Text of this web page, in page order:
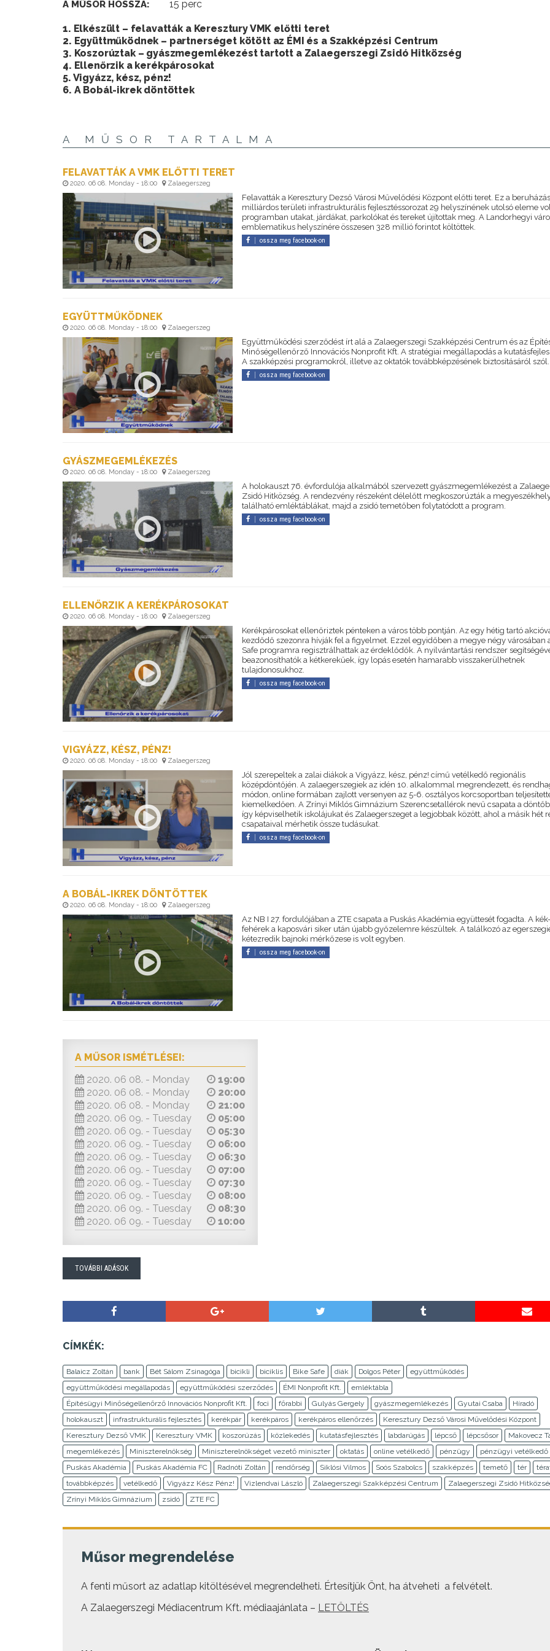
A MŰSOR HOSSZA: 15 perc
1. Elkészült – felavatták a Keresztury VMK előtti teret
2. Együttműködnek – partnerséget kötött az ÉMI és a Szakképzési Centrum
3. Koszorúztak – gyászmegemlékezést tartott a Zalaegerszegi Zsidó Hitközség
4. Ellenőrzik a kerékpárosokat
5. Vigyázz, kész, pénz!
6. A Bobál-ikrek döntöttek
A MŰSOR TARTALMA
FELAVATTÁK A VMK ELŐTTI TERET
2020. 06 08. Monday - 18:00 Zalaegerszeg
Felavatták a Keresztury Dezső Városi Művelődési Központ előtti teret. Ez a
milliárdos területi infrastrukturális fejlesztéssorozat 29 helyszínének utolsó eleme
programban utakat, járdákat, parkolókat és tereket újítottak meg. A Landorhegyi
emblematikus helyszínére összesen 328 millió forintot költöttek.
ossza meg facebook-on
EGYÜTTMŰKÖDNEK
2020. 06 08. Monday - 18:00 Zalaegerszeg
Együttműködési szerződést írt alá a Zalaegerszegi Szakképzési Centrum és az
Minőségellenőrző Innovációs Nonprofit Kft. A stratégiai megállapodás a
A szakképzési programokról, illetve az oktatók továbbképzésének biztosításáról szól.
ossza meg facebook-on
GYÁSZMEGEMLÉKEZÉS
2020. 06 08. Monday - 18:00 Zalaegerszeg
A holokauszt 76. évfordulója alkalmából szervezett gyászmegemlékezést a
Zsidó Hitközség. A rendezvény részeként délelőtt megkoszorúzták a
található emléktáblákat, majd a zsidó temetőben folytatódott a program.
ossza meg facebook-on
ELLENŐRZIK A KERÉKPÁROSOKAT
2020. 06 08. Monday - 18:00 Zalaegerszeg
Kerékpárosokat ellenőriztek pénteken a város több pontján. Az egy hétig tartó
kezdődő szezonra hívják fel a figyelmet. Ezzel egyidőben a megye négy városában
Safe programra regisztrálhattak az érdeklődők. A nyilvántartási rendszer
beazonosíthatók a kétkerekűek, így lopás esetén hamarabb visszakerülhetnek
tulajdonosukhoz.
ossza meg facebook-on
VIGYÁZZ, KÉSZ, PÉNZ!
2020. 06 08. Monday - 18:00 Zalaegerszeg
Jól szerepeltek a zalai diákok a Vigyázz, kész, pénz! című vetélkedő regionális
középdöntőjén. A zalaegerszegiek az idén 10. alkalommal megrendezett, és
módon, online formában zajlott versenyen az 5-6. osztályos korcsoportban
kiemelkedően. A Zrínyi Miklós Gimnázium Szerencsetallérok nevű csapata a
így képviselhetik iskolájukat és Zalaegerszeget a legjobbak között, ahol a másik hét
csapataival mérhetik össze tudásukat.
ossza meg facebook-on
A BOBÁL-IKREK DÖNTÖTTEK
2020. 06 08. Monday - 18:00 Zalaegerszeg
Az NB I 27. fordulójában a ZTE csapata a Puskás Akadémia együttesét fogadta. A
fehérek a kaposvári siker után újabb győzelemre készültek. A találkozó az
kétezredik bajnoki mérkőzese is volt egyben.
ossza meg facebook-on
A MŰSOR ISMÉTLÉSEI:
2020. 06 08. - Monday
19:00
2020. 06 08. - Monday
20:00
2020. 06 08. - Monday
21:00
2020. 06 09. - Tuesday
05:00
2020. 06 09. - Tuesday
05:30
2020. 06 09. - Tuesday
06:00
2020. 06 09. - Tuesday
06:30
2020. 06 09. - Tuesday
07:00
2020. 06 09. - Tuesday
07:30
2020. 06 09. - Tuesday
08:00
2020. 06 09. - Tuesday
08:30
2020. 06 09. - Tuesday
10:00
TOVÁBBI ADÁSOK
CÍMKÉK:
Balaicz Zoltán bank Bét Sálom Zsinagóga bicikli biciklis Bike Safe diák Dolgos Péter
együttműködés
együttműködési megállapodás
együttműködési szerződés ÉMI Nonprofit Kft.
emléktábla
Építésügyi Minőségellenőrző Innovációs Nonprofit Kft.
foci főrabbi Gulyás Gergely gyászmegemlékezés Gyutai Csaba
Híradó
holokauszt
infrastrukturális fejlesztés kerékpár kerékpáros kerékpáros ellenőrzés
Keresztury Dezső Városi Művelődési Központ
Keresztury Dezső VMK
Keresztury VMK koszorúzás közlekedés kutatásfejlesztés labdarúgás lépcső lépcsősor
Makovecz
megemlékezés
Miniszterelnökség Miniszterelnökséget vezető miniszter oktatás online vetélkedő pénzügy
pénzügyi vetélkedő
Puskás Akadémia
Puskás Akadémia FC Radnóti Zoltán rendőrség Siklósi Vilmos Soós Szabolcs szakképzés temető tér
továbbképzés
vetélkedő Vigyázz Kész Pénz! Vizlendvai László Zalaegerszegi Szakképzési Centrum
Zalaegerszegi Zsidó
Zrínyi Miklós Gimnázium
zsidó ZTE FC
Műsor megrendelése
A fenti műsort az adatlap kitöltésével megrendelheti. Értesítjük Önt, ha átveheti a felvételt.
A Zalaegerszegi Médiacentrum Kft. médiaajánlata – LETÖLTÉS